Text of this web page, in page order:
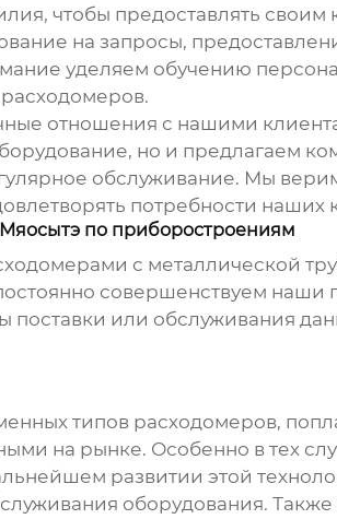
чтобы предоставлять
на запросы,
уделяем обучению
отношения с нашими
но и предлагаем
обслуживание. Мы
потребности наших
по приборостроениям
с металлической
совершенствуем наши
поставки или обслуживания
типов расходомеров,
на рынке. Особенно в тех
развитии этой
оборудования.